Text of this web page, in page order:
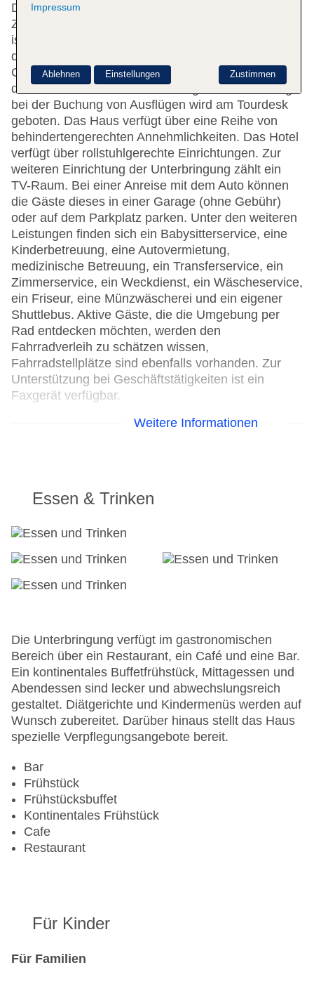
Das Hotel mit einem Aufzug verfügt über 10
Zimmer. Das freundliche Personal an der Rezeption
ist gerne bei allen Fragen behilflich. Die Einrichtung
der Unterbringung umfasst eine
Gepäckaufbewahrung und einen Safe. WLAN ist in
den öffentlichen Bereichen verfügbar. Hilfestellung
bei der Buchung von Ausflügen wird am Tourdesk
geboten. Das Haus verfügt über eine Reihe von
behindertengerechten Annehmlichkeiten. Das Hotel
verfügt über rollstuhlgerechte Einrichtungen. Zur
weiteren Einrichtung der Unterbringung zählt ein
TV-Raum. Bei einer Anreise mit dem Auto können
die Gäste dieses in einer Garage (ohne Gebühr)
oder auf dem Parkplatz parken. Unter den weiteren
Leistungen finden sich ein Babysitterservice, eine
Kinderbetreuung, eine Autovermietung,
medizinische Betreuung, ein Transferservice, ein
Zimmerservice, ein Weckdienst, ein Wäscheservice,
ein Friseur, eine Münzwäscherei und ein eigener
Shuttlebus. Aktive Gäste, die die Umgebung per
Rad entdecken möchten, werden den
Fahrradverleih zu schätzen wissen,
Fahrradstellplätze sind ebenfalls vorhanden. Zur
Unterstützung bei Geschäftstätigkeiten ist ein
Faxgerät verfügbar.
Garage
Hotelsafe
Letzte umfassende Renovierung: 2024
Lift
Anzahl der Aufzüge: 1
Zimmerservice
Gesamtanzahl der Zimmer: 10
Zahlungsarten: American Express, Diners Club,
EC Maestro, Mastercard, Visa
Landeskategorie: 4 Sterne
Weitere Informationen
Essen & Trinken
Die Unterbringung verfügt im gastronomischen
Bereich über ein Restaurant, ein Café und eine Bar.
Ein kontinentales Buffetfrühstück, Mittagessen und
Abendessen sind lecker und abwechslungsreich
gestaltet. Diätgerichte und Kindermenüs werden auf
Wunsch zubereitet. Darüber hinaus stellt das Haus
spezielle Verpflegungsangebote bereit.
Bar
Frühstück
Frühstücksbuffet
Kontinentales Frühstück
Cafe
Restaurant
Für Kinder
Für Familien
Impressum
Zustimmen
Ablehnen Einstellungen